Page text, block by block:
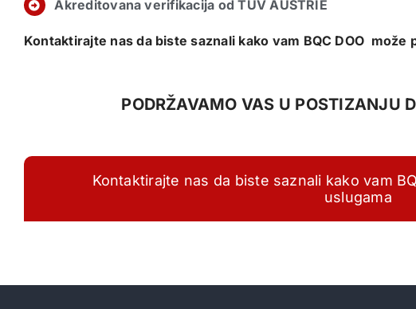
Akreditovana verifikacija od TUV AUSTRIE
Kontaktirajte nas da biste saznali kako vam BQC DOO može
PODRŽAVAMO VAS U POSTIZANJU
Kontaktirajte nas da biste saznali kako vam
uslugama